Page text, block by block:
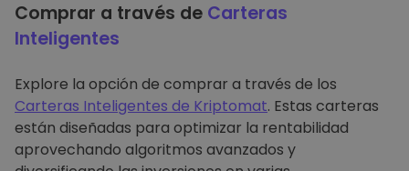
Comprar a través de Carteras
Inteligentes
Explore la opción de comprar a través de los
Carteras Inteligentes de Kriptomat. Estas carteras
están diseñadas para optimizar la rentabilidad
aprovechando algoritmos avanzados y